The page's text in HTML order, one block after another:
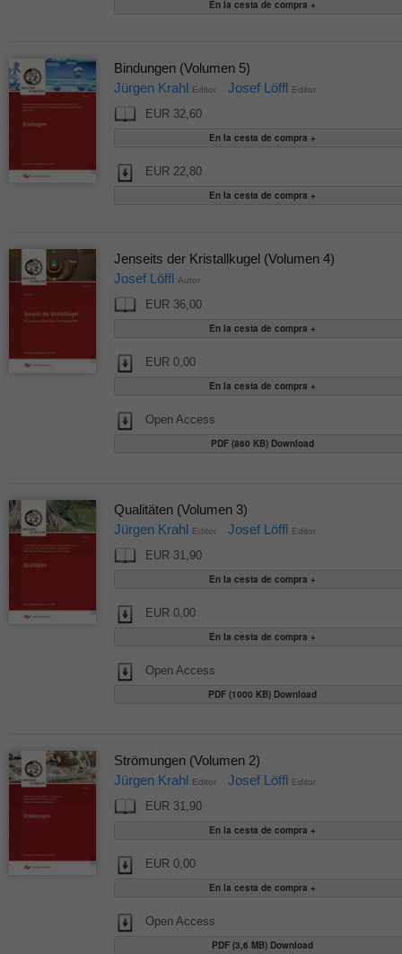
Bindungen (Volumen 5)
Jürgen Krahl Editor Josef Löffl Editor
EUR 32,60
EUR 22,80
Jenseits der Kristallkugel (Volumen 4)
Josef Löffl Autor
EUR 36,00
EUR 0,00
Open Access
PDF (860 KB) Download
Qualitäten (Volumen 3)
Jürgen Krahl Editor Josef Löffl Editor
EUR 31,90
EUR 0,00
Open Access
PDF (1000 KB) Download
Strömungen (Volumen 2)
Jürgen Krahl Editor Josef Löffl Editor
EUR 31,90
EUR 0,00
Open Access
PDF (3,6 MB) Download